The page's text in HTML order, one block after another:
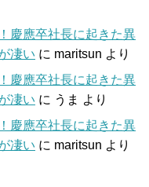
慶應卒社長に起きた異
凄い に maritsun より
慶應卒社長に起きた異
凄い に うま より
慶應卒社長に起きた異
凄い に maritsun より